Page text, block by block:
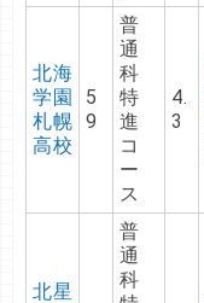
北海
学園
札幌
高校
5
9
普
通
科
特
進
コ
ー
ス
4.
3
北星
普
通
科